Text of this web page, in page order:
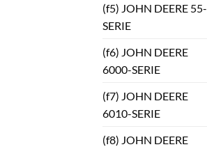
(f5) JOHN DEERE 55-
SERIE
(f6) JOHN DEERE
6000-SERIE
(f7) JOHN DEERE
6010-SERIE
(f8) JOHN DEERE